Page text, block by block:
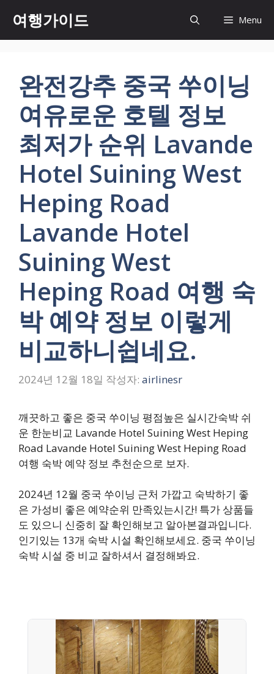
츠
여행가이드 Menu
완전강추 중국 쑤이닝
여유로운 호텔 정보
최저가 순위 Lavande
Hotel Suining West
Heping Road
Lavande Hotel
Suining West
Heping Road 여행 숙
박 예약 정보 이렇게
비교하니쉽네요.
2024년 12월 18일 작성자: airlinesr
깨끗하고 좋은 중국 쑤이닝 평점높은 실시간숙박 쉬
운 한눈비교 Lavande Hotel Suining West Heping
Road Lavande Hotel Suining West Heping Road
여행 숙박 예약 정보 추천순으로 보자.
2024년 12월 중국 쑤이닝 근처 가깝고 숙박하기 좋
은 가성비 좋은 예약순위 만족있는시간! 특가 상품들
도 있으니 신중히 잘 확인해보고 알아본결과입니다.
인기있는 13개 숙박 시설 확인해보세요. 중국 쑤이닝
숙박 시설 중 비교 잘하셔서 결정해봐요.